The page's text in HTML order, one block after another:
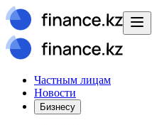
Частным лицам
Новости
Бизнесу